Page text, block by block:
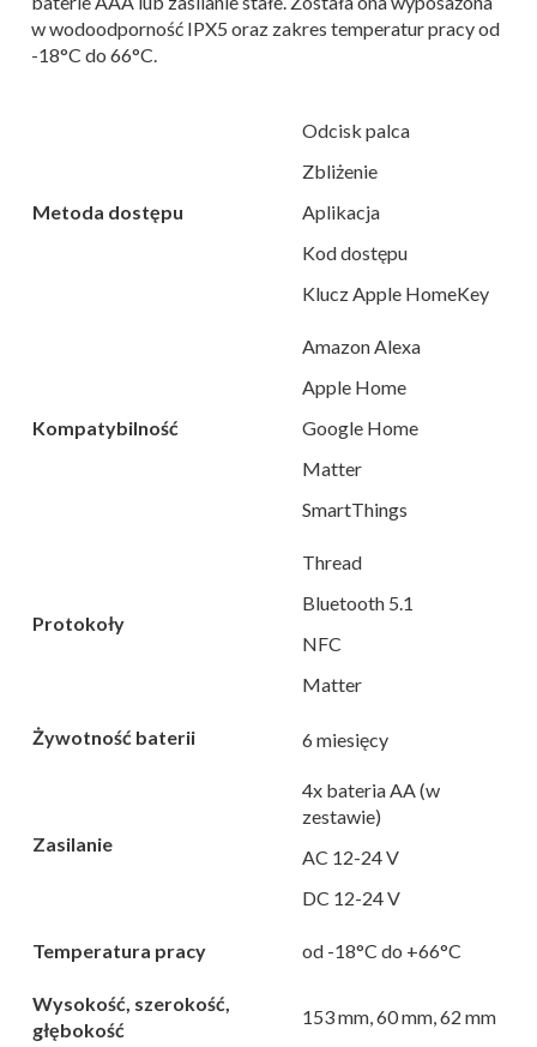
w wodoodporność IPX5 oraz zakres temperatur pracy od
-18°C do 66°C.
Metoda dostępu
Odcisk palca
Zbliżenie
Aplikacja
Kod dostępu
Klucz Apple HomeKey
Kompatybilność
Amazon Alexa
Apple Home
Google Home
Matter
SmartThings
Protokoły
Thread
Bluetooth 5.1
NFC
Matter
Żywotność baterii 6 miesięcy
Zasilanie
4x bateria AA (w
zestawie)
AC 12-24 V
DC 12-24 V
Temperatura pracy od -18°C do +66°C
Wysokość, szerokość,
głębokość
153 mm, 60 mm, 62 mm